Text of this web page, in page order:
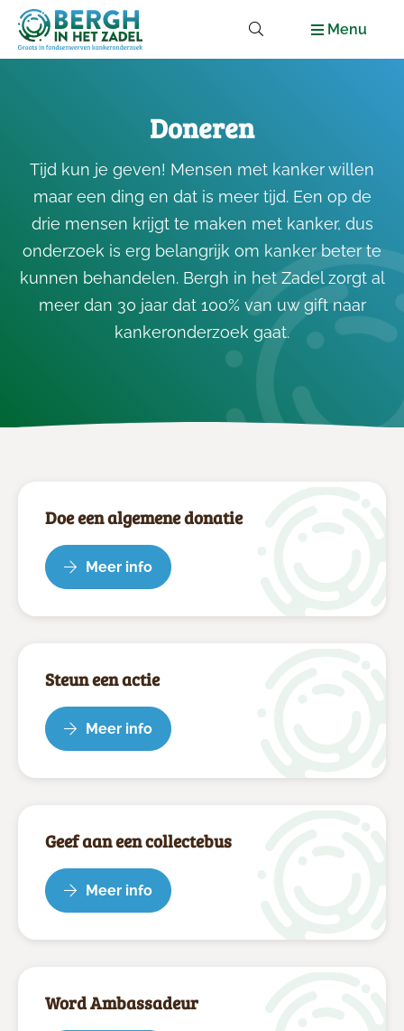
Menu
Doneren
Tijd kun je geven! Mensen met kanker willen
maar een ding en dat is meer tijd. Een op de
drie mensen krijgt te maken met kanker, dus
onderzoek is erg belangrijk om kanker beter te
kunnen behandelen. Bergh in het Zadel zorgt al
meer dan 30 jaar dat 100% van uw gift naar
kankeronderzoek gaat.
Doe een algemene donatie
Meer info
Steun een actie
Meer info
Geef aan een collectebus
Meer info
Word Ambassadeur